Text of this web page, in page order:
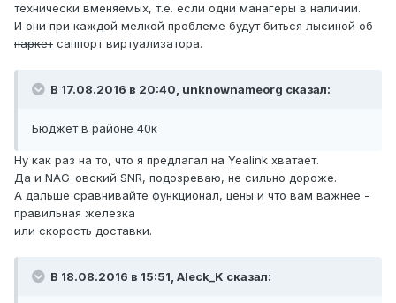
технически вменяемых, т.е. если одни манагеры в наличии.
И они при каждой мелкой проблеме будут биться лысиной об
паркетсаппорт виртуализатора.
В 17.08.2016 в 20:40, unknownameorg сказал:
Бюджет в районе 40к
Ну как раз на то, что я предлагал на Yealink хватает.
Да и NAG-овский SNR, подозреваю, не сильно дороже.
А дальше сравнивайте функционал, цены и что вам важнее -
правильная железка
или скорость доставки.
В 18.08.2016 в 15:51, Aleck_K сказал: